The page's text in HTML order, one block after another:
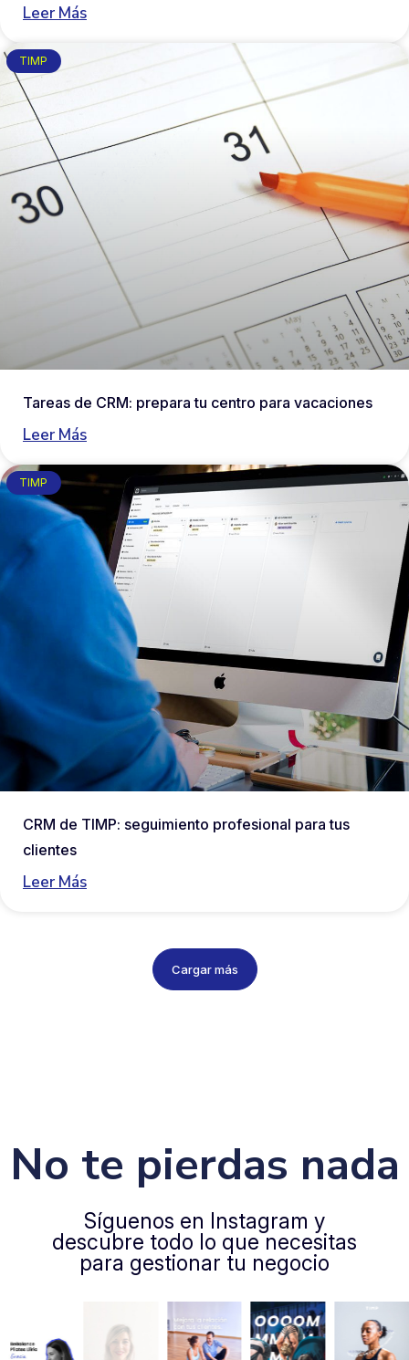
Leer Más
TIMP
Tareas de CRM: prepara tu centro para vacaciones
Leer Más
TIMP
CRM de TIMP: seguimiento profesional para tus
clientes
Leer Más
Cargar más
No te pierdas nada
Síguenos en Instagram y
descubre todo lo que necesitas
para gestionar tu negocio